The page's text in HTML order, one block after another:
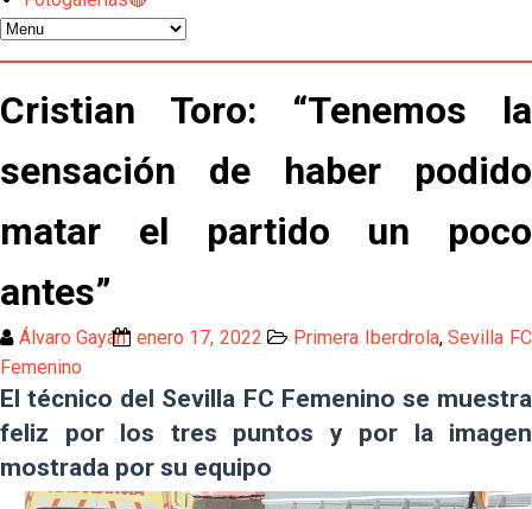
El Sevilla FC pregunta al Atlético de Madrid por la
situación de Iker Luque
familia y se refleje en el campo"
El Sevilla oficializa el traspaso de Sow
Miguel Sierra: La temporada pasada se vio
trabajamos con ilusión
Diomande ya es madridista mientras Rodri agita el
mercado
OFICIAL | Juanlu se marcha al Bournemouth
Cristian Toro: “Tenemos la
sensación de haber podido
matar el partido un poco
antes”
Álvaro Gayán enero 17, 2022 Primera Iberdrola,Sevilla FC
Femenino
El técnico del Sevilla FC Femenino se muestra
feliz por los tres puntos y por la imagen
mostrada por su equipo